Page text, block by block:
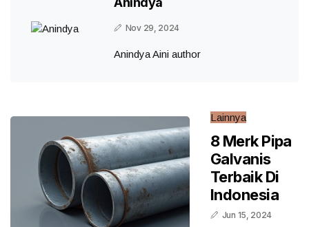
Nov 29, 2024
Anindya Aini author
Lainnya
8 Merk Pipa
Galvanis
Terbaik Di
Indonesia
Jun 15, 2024